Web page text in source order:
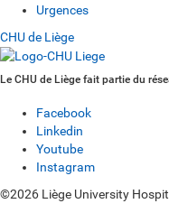
Urgences
CHU de Liège
Le CHU de Liège fait partie du
Facebook
Linkedin
Youtube
Instagram
©2026 Liège University